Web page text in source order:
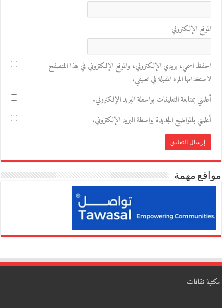
الموقع الإلكتروني
احفظ اسمي، بريدي الإلكتروني، والموقع الإلكتروني في هذا المتصفح
لاستخدامها المرة المقبلة في تعليقي.
أعلمني بمتابعة التعليقات بواسطة البريد الإلكتروني.
أعلمني بالمواضيع الجديدة بواسطة البريد الإلكتروني.
مواقع مهمة
مكتبة ثقافات